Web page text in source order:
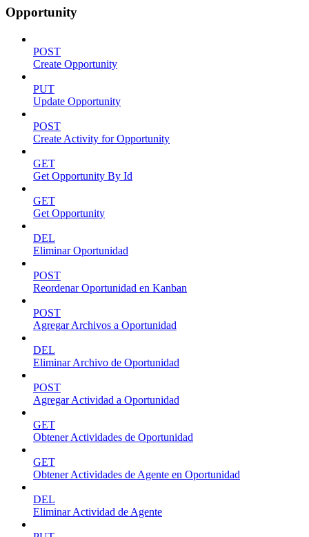
Opportunity
POST
Create Opportunity
PUT
Update Opportunity
POST
Create Activity for Opportunity
GET
Get Opportunity By Id
GET
Get Opportunity
DEL
Eliminar Oportunidad
POST
Reordenar Oportunidad en Kanban
POST
Agregar Archivos a Oportunidad
DEL
Eliminar Archivo de Oportunidad
POST
Agregar Actividad a Oportunidad
GET
Obtener Actividades de Oportunidad
GET
Obtener Actividades de Agente en Oportunidad
DEL
Eliminar Actividad de Agente